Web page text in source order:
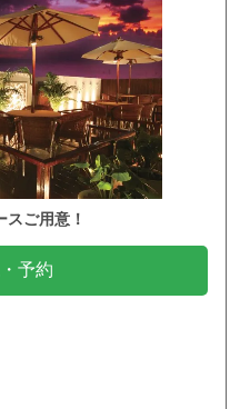
ご用意！
予約